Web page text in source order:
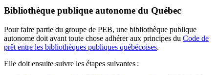
Bibliothèque publique autonome du Québec
Pour faire partie du groupe de PEB, une bibliothèque publique
autonome doit avant toute chose adhérer aux principes du Code de
prêt entre les bibliothèques publiques québécoises.
Elle doit ensuite suivre les étapes suivantes :